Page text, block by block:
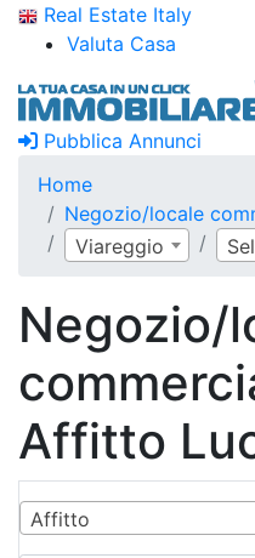
Real Estate Italy
Valuta Casa
Pubblica Annunci
Home
Negozio/locale
Viareggio
Negozio/
Affitto
Affitto